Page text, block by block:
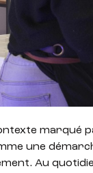
marqué
une
Au